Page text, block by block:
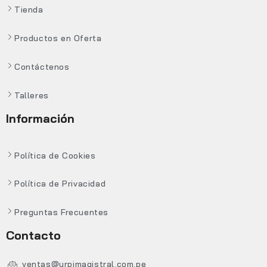
Tienda
Productos en Oferta
Contáctenos
Talleres
Información
Política de Cookies
Política de Privacidad
Preguntas Frecuentes
Contacto
ventas@urpimagistral.com.pe